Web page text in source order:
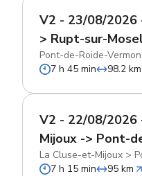
V2 - 23/08/2026
> Rupt-sur-
Pont-de-Roide-
7 h 45 min
98.2 km
V2 - 22/08/2026
Mijoux -> Pont-
La Cluse-et-Mijoux >
7 h 15 min
95 km